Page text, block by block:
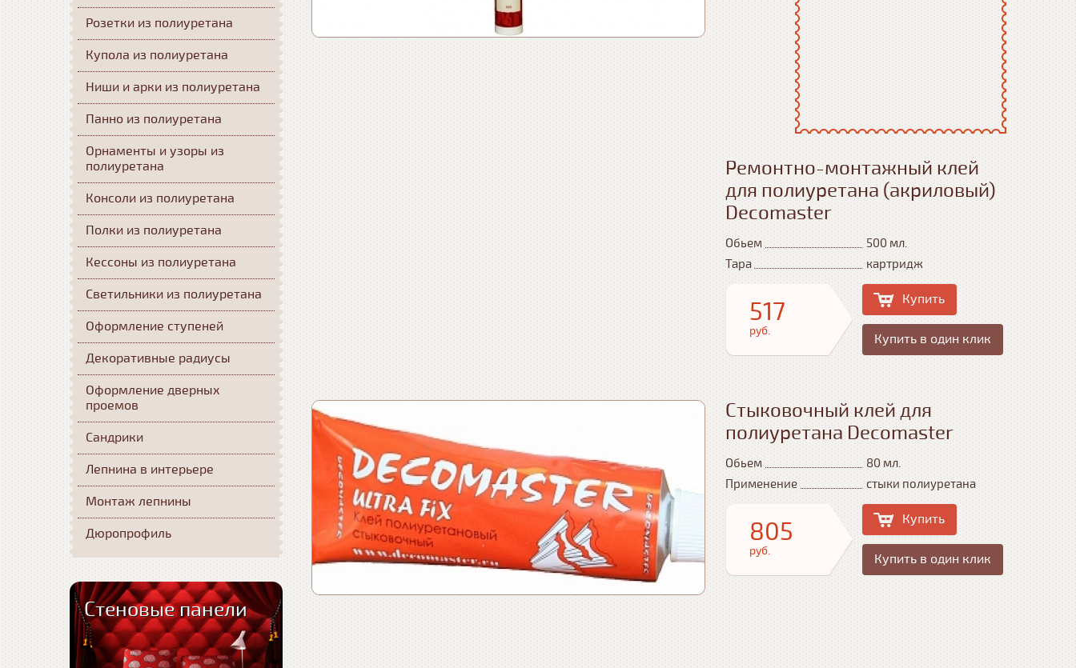
Ремонтно-монтажный клей
для полиуретана (акриловый)
Decomaster
Обьем
500 мл.
Тара
картридж
517
руб.
Купить
Купить в один клик
Стыковочный клей для
полиуретана Decomaster
Обьем
80 мл.
Применение
стыки полиуретана
805
руб.
Купить
Купить в один клик
Розетки из полиуретана
Купола из полиуретана
Ниши и арки из полиуретана
Панно из полиуретана
Орнаменты и узоры из
полиуретана
Консоли из полиуретана
Полки из полиуретана
Кессоны из полиуретана
Светильники из полиуретана
Оформление ступеней
Декоративные радиусы
Оформление дверных
проемов
Сандрики
Лепнина в интерьере
Монтаж лепнины
Дюропрофиль
Стеновые панели